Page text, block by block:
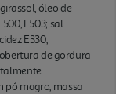
óleo de
E503; sal
E330,
de gordura
pó magro, massa